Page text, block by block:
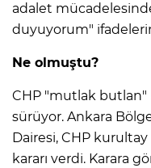
adalet
duyuyorum"
Ne olmuştu?
CHP "mutlak butlan"
sürüyor. Ankara
Dairesi, CHP
kararı verdi. Karara